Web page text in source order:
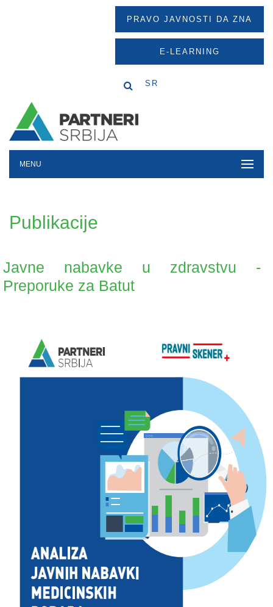
PRAVO JAVNOSTI DA ZNA
E-LEARNING
SR
MENU
Publikacije
Javne nabavke u zdravstvu -
Preporuke za Batut